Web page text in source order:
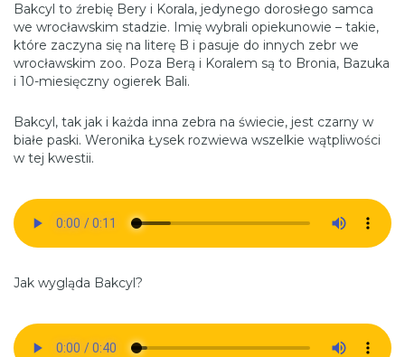
Bakcyl to źrebię Bery i Korala, jedynego dorosłego samca
we wrocławskim stadzie. Imię wybrali opiekunowie – takie,
które zaczyna się na literę B i pasuje do innych zebr we
wrocławskim zoo. Poza Berą i Koralem są to Bronia, Bazuka
i 10-miesięczny ogierek Bali.
Bakcyl, tak jak i każda inna zebra na świecie, jest czarny w
białe paski. Weronika Łysek rozwiewa wszelkie wątpliwości
w tej kwestii.
Jak wygląda Bakcyl?